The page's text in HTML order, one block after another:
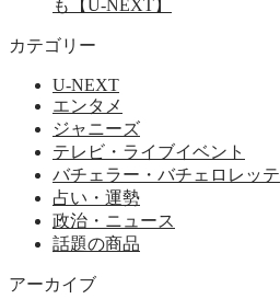
も【U-NEXT】
カテゴリー
U-NEXT
エンタメ
ジャニーズ
テレビ・ライブイベント
バチェラー・バチェロレッテ
占い・運勢
政治・ニュース
話題の商品
アーカイブ